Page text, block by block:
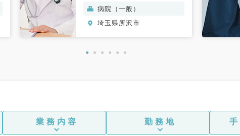
病院（一般）
埼玉県所沢市
業務内容 勤務地